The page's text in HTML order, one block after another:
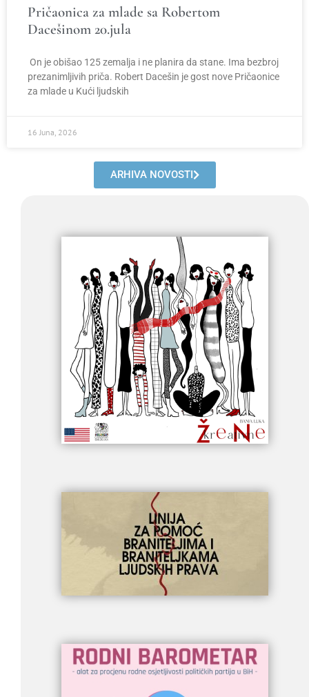
Pričaonica za mlade sa Robertom
Dacešinom 20.jula
On je obišao 125 zemalja i ne planira da stane. Ima bezbroj
prezanimljivih priča. Robert Dacešin je gost nove Pričaonice
za mlade u Kući ljudskih
16 Juna, 2026
ARHIVA NOVOSTI